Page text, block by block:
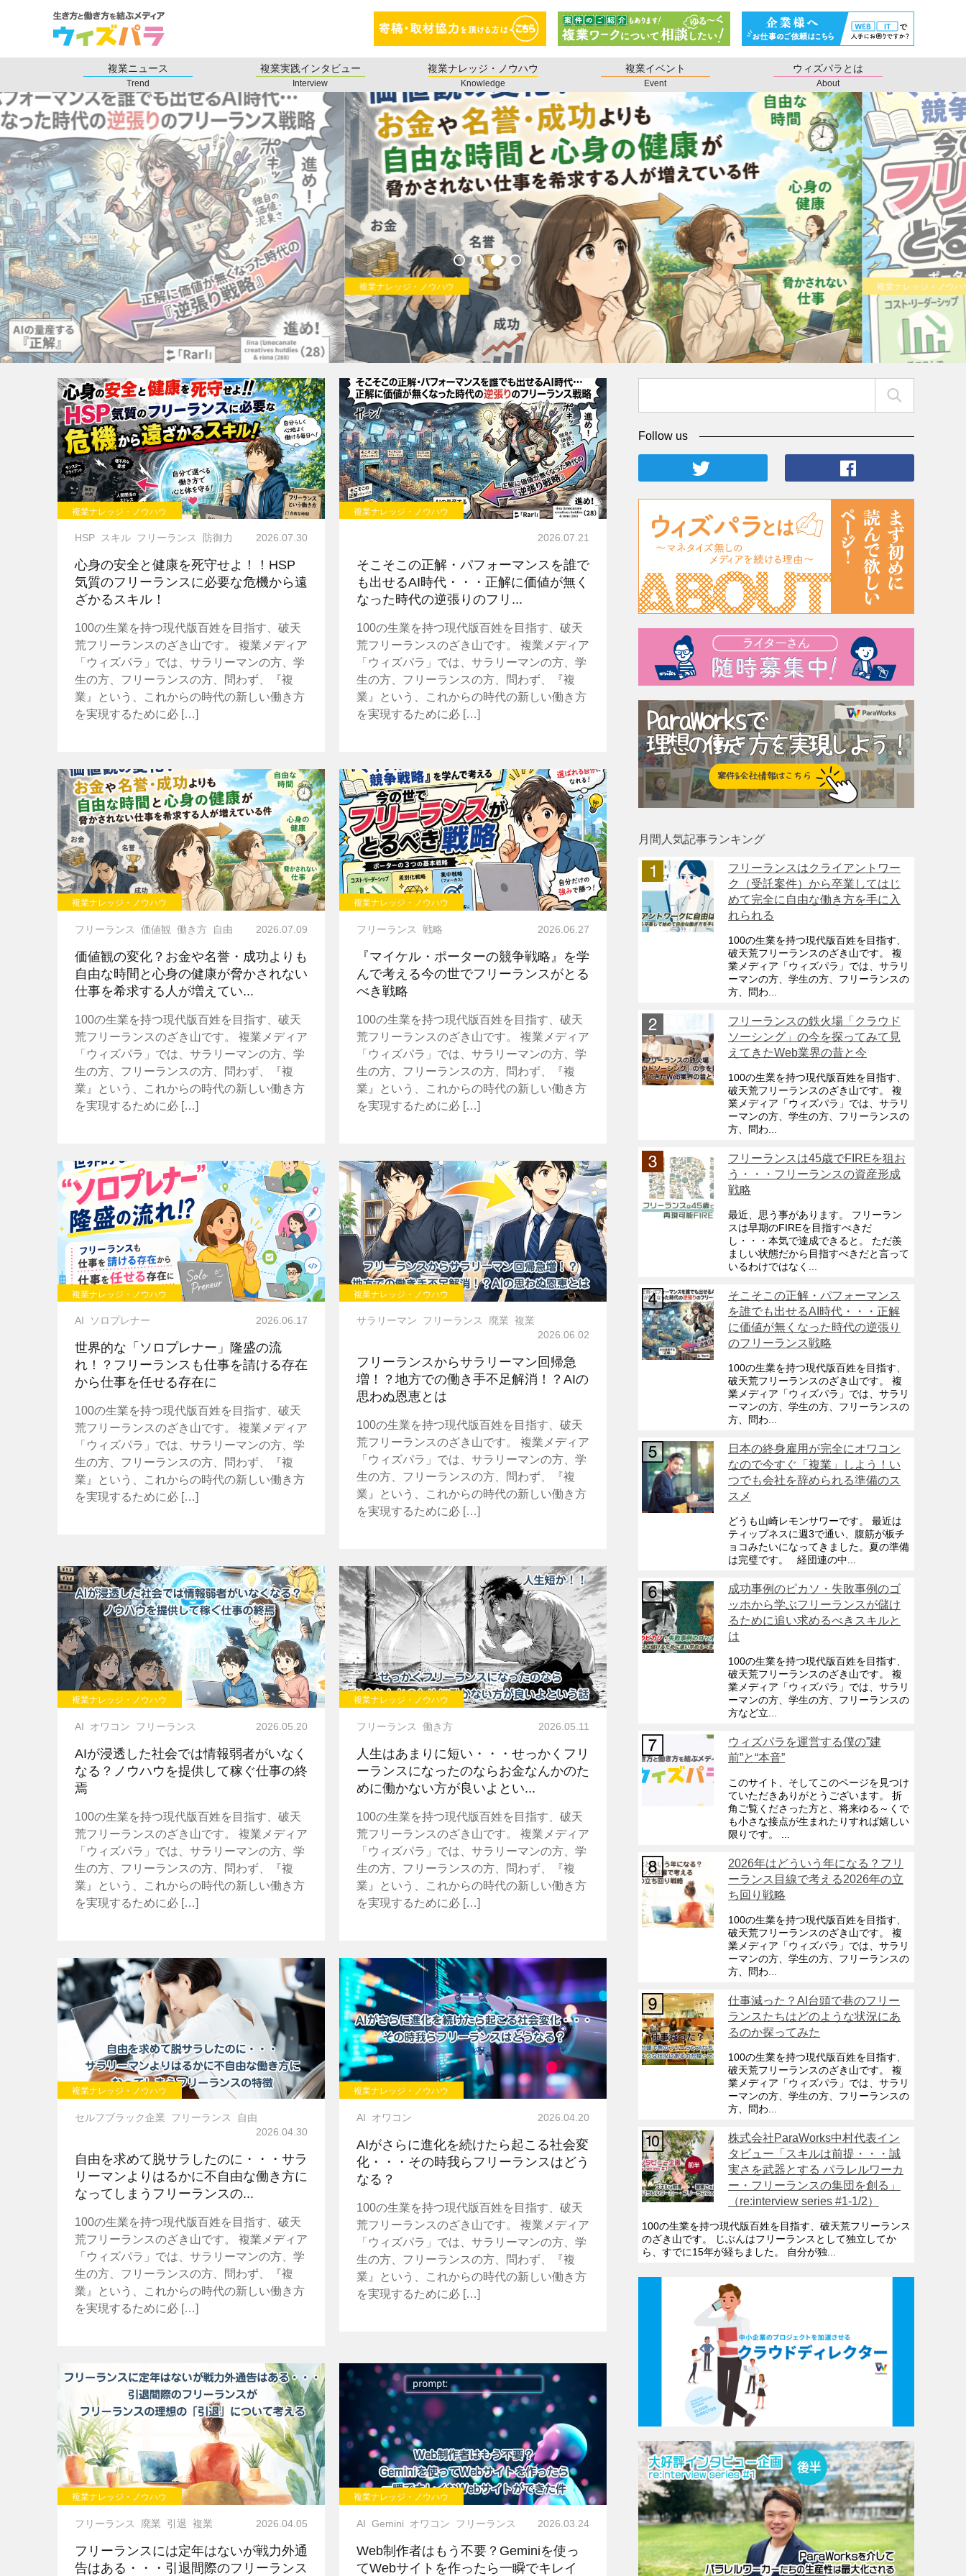
複業ニュース
Trend
複業実践インタビュー
Interview
複業ナレッジ・ノウハウ
Knowledge
複業イベント
Event
ウィズパラとは
About
複業ナレッジ・ノウハウ
価値観の変化？お金や名誉・成功よりも自由な時間と心身の健康が脅かされない仕事を希求する
人が増えている件
複業ナレッジ・ノウハウ
複業ナレッジ・ノウハウ
HSP スキル フリーランス 防御力 2026.07.30
心身の安全と健康を死守せよ！！HSP
気質のフリーランスに必要な危機から遠
ざかるスキル！
100の生業を持つ現代版百姓を目指す、破天
荒フリーランスのざき山です。 複業メディア
「ウィズパラ」では、サラリーマンの方、学
生の方、フリーランスの方、問わず、『複
業』という、これからの時代の新しい働き方
を実現するために必 […]
複業ナレッジ・ノウハウ
2026.07.21
そこそこの正解・パフォーマンスを誰で
も出せるAI時代・・・正解に価値が無く
なった時代の逆張りのフリ...
100の生業を持つ現代版百姓を目指す、破天
荒フリーランスのざき山です。 複業メディア
「ウィズパラ」では、サラリーマンの方、学
生の方、フリーランスの方、問わず、『複
業』という、これからの時代の新しい働き方
を実現するために必 […]
複業ナレッジ・ノウハウ
フリーランス 価値観 働き方 自由 2026.07.09
価値観の変化？お金や名誉・成功よりも
自由な時間と心身の健康が脅かされない
仕事を希求する人が増えてい...
100の生業を持つ現代版百姓を目指す、破天
荒フリーランスのざき山です。 複業メディア
「ウィズパラ」では、サラリーマンの方、学
生の方、フリーランスの方、問わず、『複
業』という、これからの時代の新しい働き方
を実現するために必 […]
複業ナレッジ・ノウハウ
フリーランス 戦略 2026.06.27
『マイケル・ポーターの競争戦略』を学
んで考える今の世でフリーランスがとる
べき戦略
100の生業を持つ現代版百姓を目指す、破天
荒フリーランスのざき山です。 複業メディア
「ウィズパラ」では、サラリーマンの方、学
生の方、フリーランスの方、問わず、『複
業』という、これからの時代の新しい働き方
を実現するために必 […]
複業ナレッジ・ノウハウ
AI ソロプレナー 2026.06.17
世界的な「ソロプレナー」隆盛の流
れ！？フリーランスも仕事を請ける存在
から仕事を任せる存在に
100の生業を持つ現代版百姓を目指す、破天
荒フリーランスのざき山です。 複業メディア
「ウィズパラ」では、サラリーマンの方、学
生の方、フリーランスの方、問わず、『複
業』という、これからの時代の新しい働き方
を実現するために必 […]
複業ナレッジ・ノウハウ
サラリーマン フリーランス 廃業 複業
2026.06.02
フリーランスからサラリーマン回帰急
増！？地方での働き手不足解消！？AIの
思わぬ恩恵とは
100の生業を持つ現代版百姓を目指す、破天
荒フリーランスのざき山です。 複業メディア
「ウィズパラ」では、サラリーマンの方、学
生の方、フリーランスの方、問わず、『複
業』という、これからの時代の新しい働き方
を実現するために必 […]
複業ナレッジ・ノウハウ
AI オワコン フリーランス 2026.05.20
AIが浸透した社会では情報弱者がいなく
なる？ノウハウを提供して稼ぐ仕事の終
焉
100の生業を持つ現代版百姓を目指す、破天
荒フリーランスのざき山です。 複業メディア
「ウィズパラ」では、サラリーマンの方、学
生の方、フリーランスの方、問わず、『複
業』という、これからの時代の新しい働き方
を実現するために必 […]
複業ナレッジ・ノウハウ
フリーランス 働き方 2026.05.11
人生はあまりに短い・・・せっかくフリ
ーランスになったのならお金なんかのた
めに働かない方が良いよとい...
100の生業を持つ現代版百姓を目指す、破天
荒フリーランスのざき山です。 複業メディア
「ウィズパラ」では、サラリーマンの方、学
生の方、フリーランスの方、問わず、『複
業』という、これからの時代の新しい働き方
を実現するために必 […]
複業ナレッジ・ノウハウ
セルフブラック企業 フリーランス
自由
2026.04.30
自由を求めて脱サラしたのに・・・サラ
リーマンよりはるかに不自由な働き方に
なってしまうフリーランスの...
100の生業を持つ現代版百姓を目指す、破天
荒フリーランスのざき山です。 複業メディア
「ウィズパラ」では、サラリーマンの方、学
生の方、フリーランスの方、問わず、『複
業』という、これからの時代の新しい働き方
を実現するために必 […]
複業ナレッジ・ノウハウ
AI オワコン 2026.04.20
AIがさらに進化を続けたら起こる社会変
化・・・その時我らフリーランスはどう
なる？
100の生業を持つ現代版百姓を目指す、破天
荒フリーランスのざき山です。 複業メディア
「ウィズパラ」では、サラリーマンの方、学
生の方、フリーランスの方、問わず、『複
業』という、これからの時代の新しい働き方
を実現するために必 […]
複業ナレッジ・ノウハウ
フリーランス 廃業 引退 複業 2026.04.05
フリーランスには定年はないが戦力外通
告はある・・・引退間際のフリーランス
複業ナレッジ・ノウハウ
AI Gemini オワコン フリーランス 2026.03.24
Web制作者はもう不要？Geminiを使っ
てWebサイトを作ったら一瞬でキレイ
Follow us
月間人気記事ランキング
フリーランスはクライアントワー
ク（受託案件）から卒業してはじ
めて完全に自由な働き方を手に入
れられる
100の生業を持つ現代版百姓を目指す、
破天荒フリーランスのざき山です。 複
業メディア「ウィズパラ」では、サラリ
ーマンの方、学生の方、フリーランスの
方、問わ...
フリーランスの鉄火場「クラウド
ソーシング」の今を探ってみて見
えてきたWeb業界の昔と今
100の生業を持つ現代版百姓を目指す、
破天荒フリーランスのざき山です。 複
業メディア「ウィズパラ」では、サラリ
ーマンの方、学生の方、フリーランスの
方、問わ...
フリーランスは45歳でFIREを狙お
う・・・フリーランスの資産形成
戦略
最近、思う事があります。 フリーラン
スは早期のFIREを目指すべきだ
し・・・本気で達成できると。 ただ羨
ましい状態だから目指すべきだと言って
いるわけではなく...
そこそこの正解・パフォーマンス
を誰でも出せるAI時代・・・正解
に価値が無くなった時代の逆張り
のフリーランス戦略
100の生業を持つ現代版百姓を目指す、
破天荒フリーランスのざき山です。 複
業メディア「ウィズパラ」では、サラリ
ーマンの方、学生の方、フリーランスの
方、問わ...
日本の終身雇用が完全にオワコン
なので今すぐ「複業」しよう！い
つでも会社を辞められる準備のス
スメ
どうも山崎レモンサワーです。 最近は
ティップネスに週3で通い、腹筋が板チ
ョコみたいになってきました。夏の準備
は完璧です。 経団連の中...
成功事例のピカソ・失敗事例のゴ
ッホから学ぶフリーランスが儲け
るために追い求めるべきスキルと
は
100の生業を持つ現代版百姓を目指す、
破天荒フリーランスのざき山です。 複
業メディア「ウィズパラ」では、サラリ
ーマンの方、学生の方、フリーランスの
方など立...
ウィズパラを運営する僕の”建
前”と“本音”
このサイト、そしてこのページを見つけ
ていただきありがとうございます。 折
角ご覧くださった方と、将来ゆる～くで
も小さな接点が生まれたりすれば嬉しい
限りです。 ...
2026年はどういう年になる？フリ
ーランス目線で考える2026年の立
ち回り戦略
100の生業を持つ現代版百姓を目指す、
破天荒フリーランスのざき山です。 複
業メディア「ウィズパラ」では、サラリ
ーマンの方、学生の方、フリーランスの
方、問わ...
仕事減った？AI台頭で巷のフリー
ランスたちはどのような状況にあ
るのか探ってみた
100の生業を持つ現代版百姓を目指す、
破天荒フリーランスのざき山です。 複
業メディア「ウィズパラ」では、サラリ
ーマンの方、学生の方、フリーランスの
方、問わ...
株式会社ParaWorks中村代表イン
タビュー「スキルは前提・・・誠
実さを武器とする パラレルワーカ
ー・フリーランスの集団を創る」
（re:interview series #1-1/2）
100の生業を持つ現代版百姓を目指す、破天荒フリーランス
のざき山です。 じぶんはフリーランスとして独立してか
ら、すでに15年が経ちました。 自分が独...